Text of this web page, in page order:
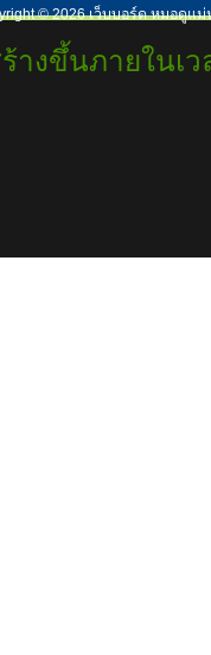
©2026เว็บบอร์ด หมอดูแม่
างขึ้นภายในเว